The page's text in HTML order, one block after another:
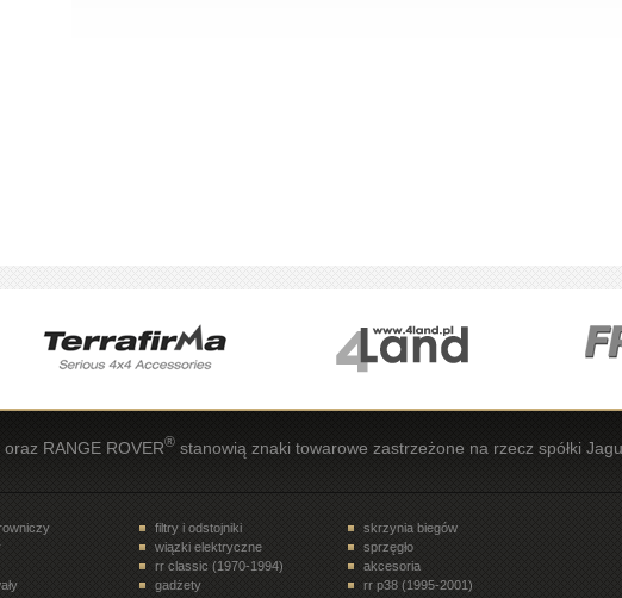
oraz RANGE ROVER®stanowią znaki towarowe zastrzeżone na rzecz spółki
filtry i odstojniki
skrzynia biegów
wiązki elektryczne
sprzęgło
rr classic (1970-1994)
akcesoria
gadżety
rr p38 (1995-2001)